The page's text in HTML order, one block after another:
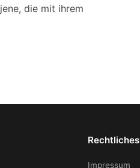
die mit ihrem
Rechtliches
Impressum